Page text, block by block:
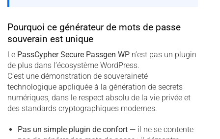
Pourquoi ce générateur de mots de passe
souverain est unique
Le PassCypher Secure Passgen WP n’est pas un plugin
de plus dans l’écosystème WordPress.
C’est une démonstration de souveraineté
technologique appliquée à la génération de secrets
numériques, dans le respect absolu de la vie privée et
des standards cryptographiques modernes.
Pas un simple plugin de confort— il ne se contente